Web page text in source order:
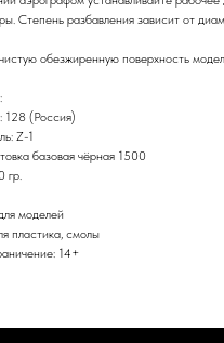
Степень разбавления зависит от
обезжиренную поверхность
128 (Россия)
Z-1
базовая чёрная 1500
гр.
моделей
пластика, смолы
14+